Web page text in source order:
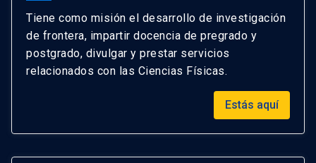
Tiene como misión el desarrollo de investigación
de frontera, impartir docencia de pregrado y
postgrado, divulgar y prestar servicios
relacionados con las Ciencias Físicas.
Estás aquí